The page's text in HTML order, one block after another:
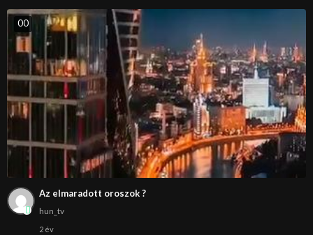
00
Az elmaradott oroszok ?
hun_tv
2 év